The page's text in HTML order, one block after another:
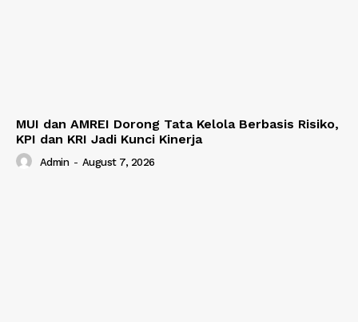
MUI dan AMREI Dorong Tata Kelola Berbasis Risiko,
KPI dan KRI Jadi Kunci Kinerja
Admin - August 7, 2026